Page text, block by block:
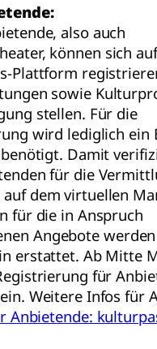
also auch
können sich
Plattform
sowie
stellen. Für die
wird lediglich ein
Damit
für die
auf dem virtuellen
für die in Anspruch
Angebote
erstattet. Ab Mitte
für
Weitere Infos für
Anbietende: